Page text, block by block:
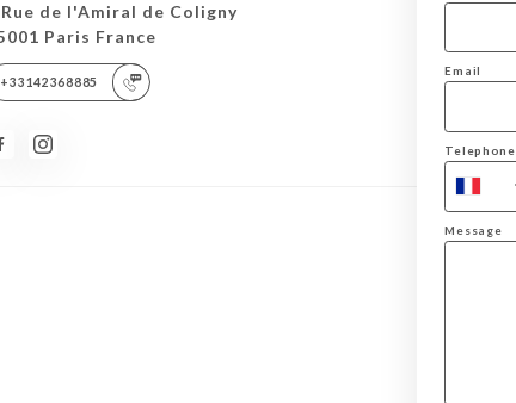
Rue de l'Amiral de Coligny
Paris France
+33142368885
Email
Telephone
Message